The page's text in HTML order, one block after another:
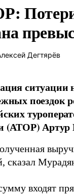
Дегтярёв
поездок
(АТОР) Артур
сказал
входят